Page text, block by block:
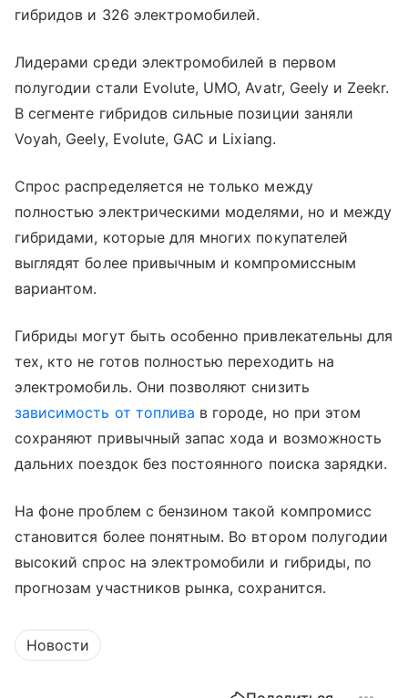
гибридов и 326 электромобилей.
Лидерами среди электромобилей в первом
полугодии стали Evolute, UMO, Avatr, Geely и Zeekr.
В сегменте гибридов сильные позиции заняли
Voyah, Geely, Evolute, GAC и Lixiang.
Спрос распределяется не только между
полностью электрическими моделями, но и между
гибридами, которые для многих покупателей
выглядят более привычным и компромиссным
вариантом.
Гибриды могут быть особенно привлекательны для
тех, кто не готов полностью переходить на
электромобиль. Они позволяют снизить
зависимость от топлива в городе, но при этом
сохраняют привычный запас хода и возможность
дальних поездок без постоянного поиска зарядки.
На фоне проблем с бензином такой компромисс
становится более понятным. Во втором полугодии
высокий спрос на электромобили и гибриды, по
прогнозам участников рынка, сохранится.
Новости